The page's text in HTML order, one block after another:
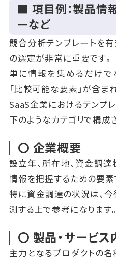
■ 項目例：製品情
ーなど
競合分析テンプレートを
の選定が非常に重要です。
単に情報を集めるだけで
「比較可能な要素」が含ま
SaaS企業におけるテンプ
下のようなカテゴリで構成
〇 企業概要
設立年、所在地、資金調
情報を把握するための要素
特に資金調達の状況は、
測する上で参考になります。
〇 製品・サービス
主力となるプロダクトの名